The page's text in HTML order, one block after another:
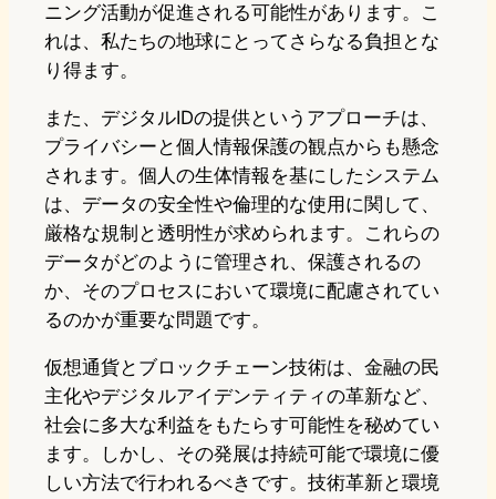
ニング活動が促進される可能性があります。こ
れは、私たちの地球にとってさらなる負担とな
り得ます。
また、デジタルIDの提供というアプローチは、
プライバシーと個人情報保護の観点からも懸念
されます。個人の生体情報を基にしたシステム
は、データの安全性や倫理的な使用に関して、
厳格な規制と透明性が求められます。これらの
データがどのように管理され、保護されるの
か、そのプロセスにおいて環境に配慮されてい
るのかが重要な問題です。
仮想通貨とブロックチェーン技術は、金融の民
主化やデジタルアイデンティティの革新など、
社会に多大な利益をもたらす可能性を秘めてい
ます。しかし、その発展は持続可能で環境に優
しい方法で行われるべきです。技術革新と環境